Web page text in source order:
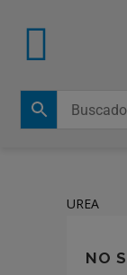
UREA
NO